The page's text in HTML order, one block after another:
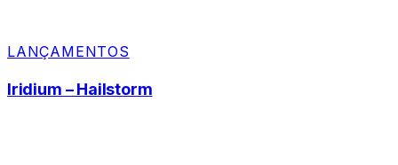
LANÇAMENTOS
Iridium – Hailstorm